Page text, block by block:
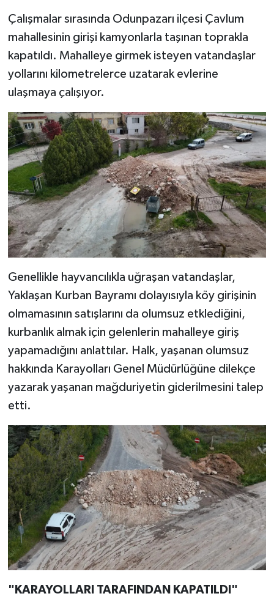
Çalışmalar sırasında Odunpazarı ilçesi Çavlum
mahallesinin girişi kamyonlarla taşınan toprakla
kapatıldı. Mahalleye girmek isteyen vatandaşlar
yollarını kilometrelerce uzatarak evlerine
ulaşmaya çalışıyor.
Genellikle hayvancılıkla uğraşan vatandaşlar,
Yaklaşan Kurban Bayramı dolayısıyla köy girişinin
olmamasının satışlarını da olumsuz etklediğini,
kurbanlık almak için gelenlerin mahalleye giriş
yapamadığını anlattılar. Halk, yaşanan olumsuz
hakkında Karayolları Genel Müdürlüğüne dilekçe
yazarak yaşanan mağduriyetin giderilmesini talep
etti.
"KARAYOLLARI TARAFINDAN KAPATILDI"